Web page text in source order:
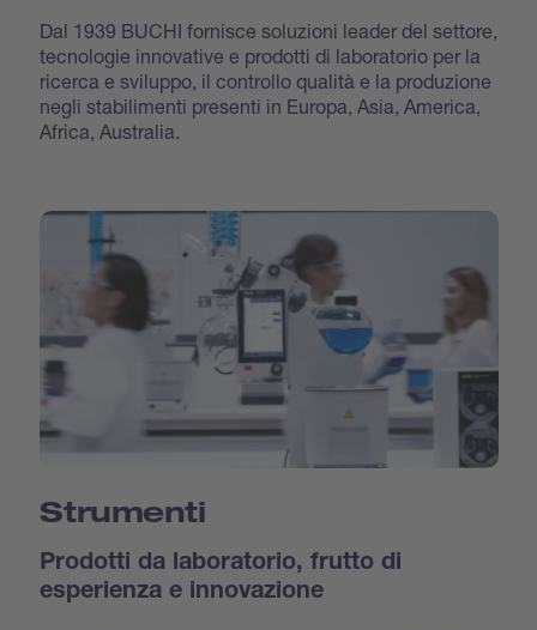
Dal 1939 BUCHI fornisce soluzioni leader del settore,
tecnologie innovative e prodotti di laboratorio per la
ricerca e sviluppo, il controllo qualità e la produzione
negli stabilimenti presenti in Europa, Asia, America,
Africa, Australia.
Strumenti
Prodotti da laboratorio, frutto di
esperienza e innovazione